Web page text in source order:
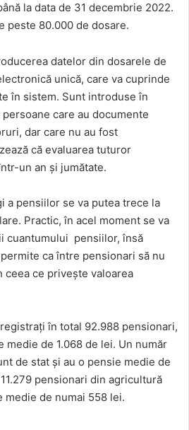
la data de 31 decembrie 2022.
peste 80.000 de dosare.
datelor din dosarele de
unică, care va cuprinde
în sistem. Sunt introduse în
care au documente
dar care nu au fost
că evaluarea tuturor
un an și jumătate.
a pensiilor se va putea trece la
Practic, în acel moment se va
cuantumului pensiilor, însă
ca între pensionari să nu
ceea ce privește valoarea
în total 92.988 pensionari,
medie de 1.068 de lei. Un număr
de stat și au o pensie medie de
pensionari din agricultură
medie de numai 558 lei.